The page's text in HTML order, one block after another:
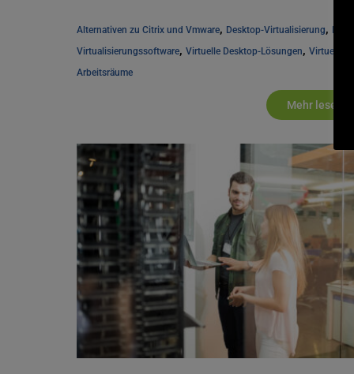
Alternativen zu Citrix und Vmware, Desktop-Virtualisierung, Linux-
Virtualisierungssoftware, Virtuelle Desktop-Lösungen, Virtuelle
Arbeitsräume
Mehr lesen